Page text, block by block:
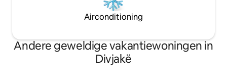
Airconditioning
Andere geweldige vakantiewoningen in
Divjakë